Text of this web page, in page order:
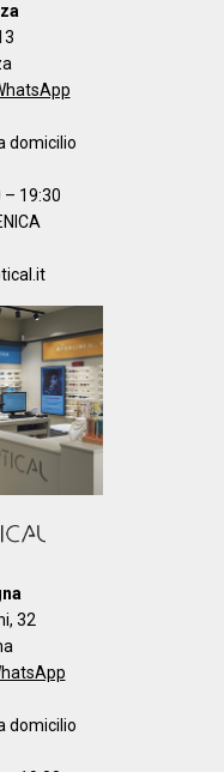
domicilio
– 19:30
32
domicilio